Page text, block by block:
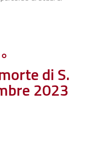
di S.
2023